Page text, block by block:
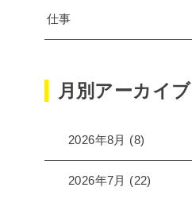
仕事
月別アーカイブ
2026年8月 (8)
2026年7月 (22)